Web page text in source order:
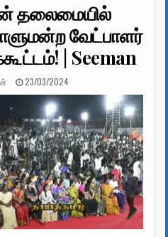
தலைமையில்
வேட்பாளர்
| Seeman
PUBLISHED DATE:
23/03/2024